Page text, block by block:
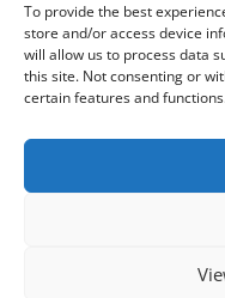
To provide the best
store and/or access device
will allow us to process data
this site. Not consenting or
certain features and